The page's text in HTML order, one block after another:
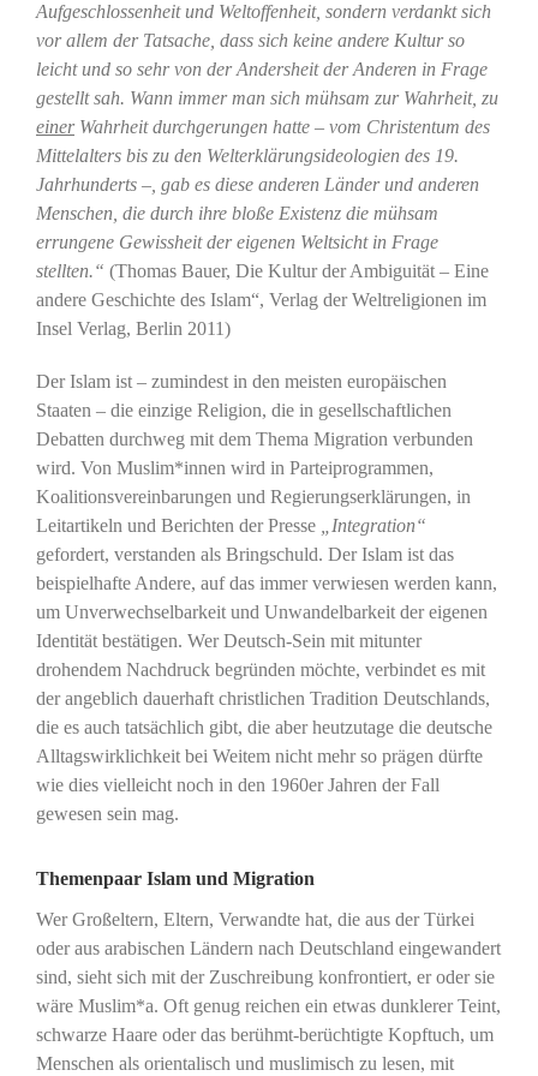
Aufgeschlossenheit und Weltoffenheit, sondern verdankt sich
vor allem der Tatsache, dass sich keine andere Kultur so
leicht und so sehr von der Andersheit der Anderen in Frage
gestellt sah. Wann immer man sich mühsam zur Wahrheit, zu
einerWahrheit durchgerungen hatte – vom Christentum des
Mittelalters bis zu den Welterklärungsideologien des 19.
Jahrhunderts –, gab es diese anderen Länder und anderen
Menschen, die durch ihre bloße Existenz die mühsam
errungene Gewissheit der eigenen Weltsicht in Frage
stellten.“ (Thomas Bauer, Die Kultur der Ambiguität – Eine
andere Geschichte des Islam“, Verlag der Weltreligionen im
Insel Verlag, Berlin 2011)
Der Islam ist – zumindest in den meisten europäischen
Staaten – die einzige Religion, die in gesellschaftlichen
Debatten durchweg mit dem Thema Migration verbunden
wird. Von Muslim*innen wird in Parteiprogrammen,
Koalitionsvereinbarungen und Regierungserklärungen, in
Leitartikeln und Berichten der Presse „Integration“
gefordert, verstanden als Bringschuld. Der Islam ist das
beispielhafte Andere, auf das immer verwiesen werden kann,
um Unverwechselbarkeit und Unwandelbarkeit der eigenen
Identität bestätigen. Wer Deutsch-Sein mit mitunter
drohendem Nachdruck begründen möchte, verbindet es mit
der angeblich dauerhaft christlichen Tradition Deutschlands,
die es auch tatsächlich gibt, die aber heutzutage die deutsche
Alltagswirklichkeit bei Weitem nicht mehr so prägen dürfte
wie dies vielleicht noch in den 1960er Jahren der Fall
gewesen sein mag.
Themenpaar Islam und Migration
Wer Großeltern, Eltern, Verwandte hat, die aus der Türkei
oder aus arabischen Ländern nach Deutschland eingewandert
sind, sieht sich mit der Zuschreibung konfrontiert, er oder sie
wäre Muslim*a. Oft genug reichen ein etwas dunklerer Teint,
schwarze Haare oder das berühmt-berüchtigte Kopftuch, um
Menschen als orientalisch und muslimisch zu lesen, mit